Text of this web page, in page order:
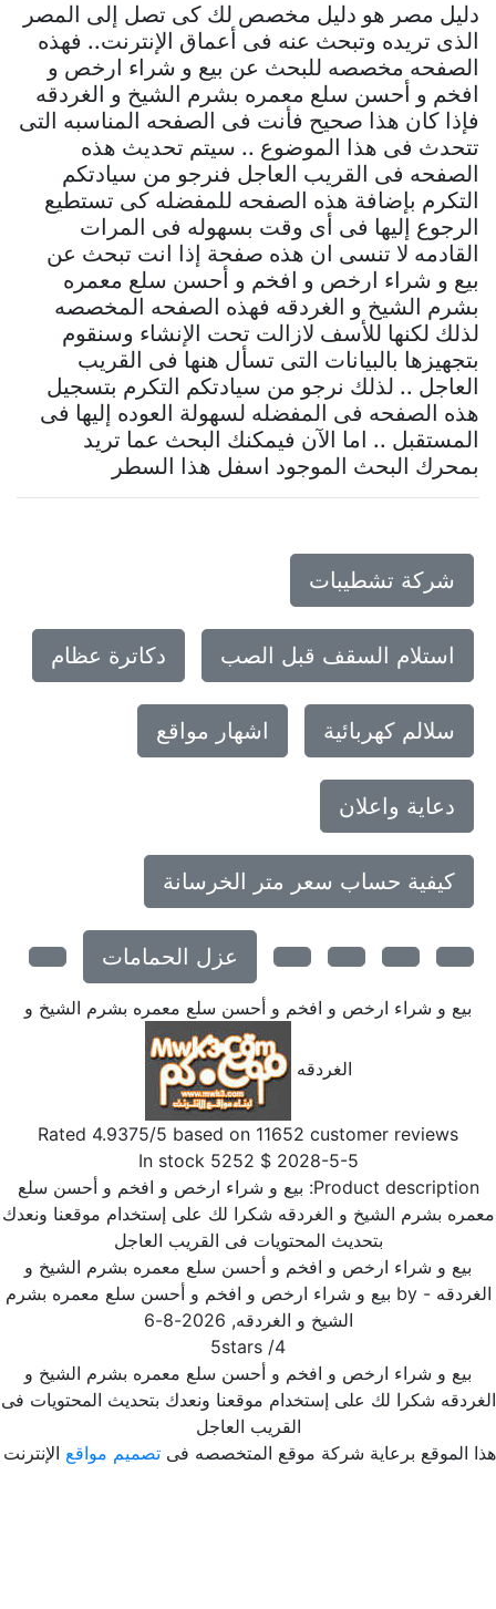
دليل مصر هو دليل مخصص لك كى تصل إلى المصر
الذى تريده وتبحث عنه فى أعماق الإنترنت.. فهذه
الصفحه مخصصه للبحث عن بيع و شراء ارخص و
افخم و أحسن سلع معمره بشرم الشيخ و الغردقه
فإذا كان هذا صحيح فأنت فى الصفحه المناسبه التى
تتحدث فى هذا الموضوع .. سيتم تحديث هذه
الصفحه فى القريب العاجل فنرجو من سيادتكم
التكرم بإضافة هذه الصفحه للمفضله كى تستطيع
الرجوع إليها فى أى وقت بسهوله فى المرات
القادمه لا تنسى ان هذه صفحة إذا انت تبحث عن
بيع و شراء ارخص و افخم و أحسن سلع معمره
بشرم الشيخ و الغردقه فهذه الصفحه المخصصه
لذلك لكنها للأسف لازالت تحت الإنشاء وسنقوم
بتجهيزها بالبيانات التى تسأل هنها فى القريب
العاجل .. لذلك نرجو من سيادتكم التكرم بتسجيل
هذه الصفحه فى المفضله لسهولة العوده إليها فى
المستقبل .. اما الآن فيمكنك البحث عما تريد
بمحرك البحث الموجود اسفل هذا السطر
شركة تشطيبات
استلام السقف قبل الصب دكاترة عظام
سلالم كهربائية اشهار مواقع
دعاية واعلان
كيفية حساب سعر متر الخرسانة
عزل الحمامات
بيع و شراء ارخص و افخم و أحسن سلع معمره بشرم الشيخ و
الغردقه
Rated4.9375 /5 based on11652customer reviews
2028-5-5
$
5252
In stock
Product description: بيع و شراء ارخص و افخم و أحسن سلع
بشرم الشيخ و الغردقه شكرا لك على إستخدام موقعنا ونعدك
بتحديث المحتويات فى القريب العاجل
بيع و شراء ارخص و افخم و أحسن سلع معمره بشرم الشيخ و
- by
بيع و شراء ارخص و افخم و أحسن سلع معمره بشرم
الشيخ و الغردقه,
2026-8-6
/
5stars
بيع و شراء ارخص و افخم و أحسن سلع معمره بشرم الشيخ و
شكرا لك على إستخدام موقعنا ونعدك بتحديث المحتويات فى
القريب العاجل
الموقع برعاية شركة موقع المتخصصه فىتصميم مواقعالإنترنت